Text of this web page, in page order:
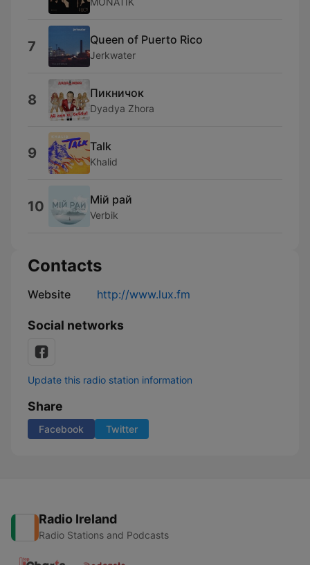
7 Queen of Puerto Rico
Jerkwater
8 Пикничок
Dyadya Zhora
9 Talk
Khalid
10 Мій рай
Verbik
Contacts
Website http://www.lux.fm
Social networks
Update this radio station information
Share
Facebook Twitter
Radio Ireland
Radio Stations and Podcasts